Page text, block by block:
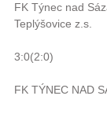
FK Týnec nad
Teplýšovice z.s.
3:0(2:0)
FK TÝNEC NAD